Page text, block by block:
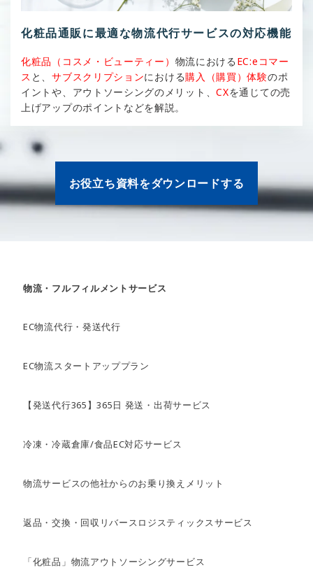
化粧品通販に最適な物流代行サービスの対応機能
化粧品（コスメ・ビューティー） 物流における EC:eコマー
ス と、サブスクリプションにおける購入（購買）体験のポ
イントや、アウトソーシングのメリット、CXを通じての売
上げアップのポイントなどを解説。
お役立ち資料をダウンロードする
物流・フルフィルメントサービス
EC物流代行・発送代行
EC物流スタートアッププラン
【発送代行365】365日 発送・出荷サービス
冷凍・冷蔵倉庫/食品EC対応サービス
物流サービスの他社からのお乗り換えメリット
返品・交換・回収リバースロジスティックスサービス
「化粧品」物流アウトソーシングサービス